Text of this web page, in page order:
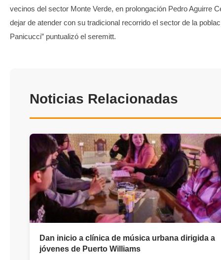
vecinos del sector Monte Verde, en prolongación Pedro Aguirre
dejar de atender con su tradicional recorrido el sector de la
Panicucci” puntualizó el seremitt.
Noticias Relacionadas
Dan inicio a clínica de música urbana dirigida a
jóvenes de Puerto Williams